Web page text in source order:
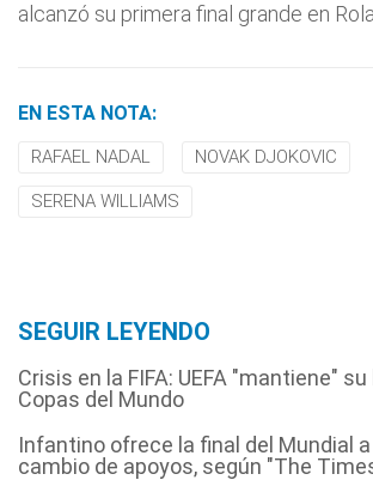
alcanzó su primera final grande en
EN ESTA NOTA:
RAFAEL NADAL NOVAK DJOKOVIC
SERENA WILLIAMS
SEGUIR LEYENDO
Crisis en la FIFA: UEFA "mantiene"
Copas del Mundo
Infantino ofrece la final del Mundial
cambio de apoyos, según "The